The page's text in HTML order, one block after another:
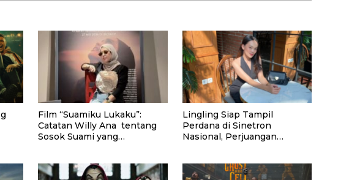
Film “Suamiku Lukaku”:
Catatan Willy Ana tentang
Sosok Suami yang
Lingling Siap Tampil
Perdana di Sinetron
Nasional, Perjuangan